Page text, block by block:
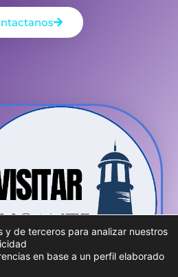
y de terceros para analizar nuestros
en base a un perfil elaborado